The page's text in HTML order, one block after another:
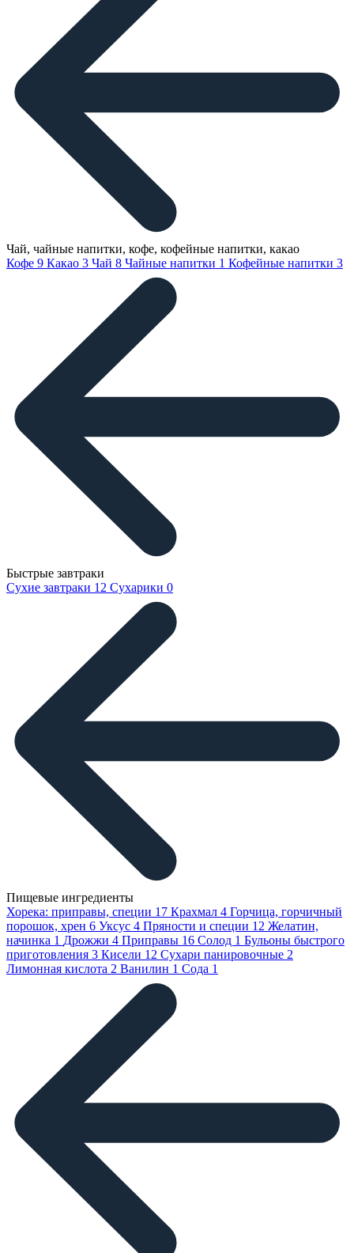
Чай, чайные напитки, кофе, кофейные напитки, какао
Кофе 9 Какао 3 Чай 8 Чайные напитки 1 Кофейные напитки 3
Быстрые завтраки
Сухие завтраки 12 Сухарики 0
Пищевые ингредиенты
Хорека: приправы, специи 17 Крахмал 4 Горчица, горчичный
порошок, хрен 6 Уксус 4 Пряности и специи 12 Желатин,
начинка 1 Дрожжи 4 Приправы 16 Солод 1 Бульоны быстрого
приготовления 3 Кисели 12 Сухари панировочные 2
Лимонная кислота 2 Ванилин 1 Сода 1